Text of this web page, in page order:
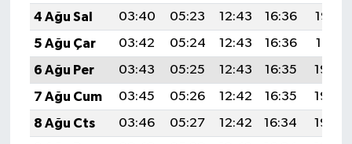
4 Ağu Sal
03:40 05:23 12:43 16:36
19:52
5 Ağu Çar
03:42 05:24 12:43 16:36
19:51
6 Ağu Per
03:43 05:25 12:43 16:35
19:50
7 Ağu Cum
03:45 05:26 12:42 16:35
19:49
8 Ağu Cts
03:46 05:27 12:42 16:34
19:48